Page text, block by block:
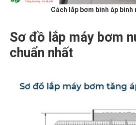
Cách lắp bơm bình áp bình
Sơ đồ lắp máy bơm
chuẩn nhất